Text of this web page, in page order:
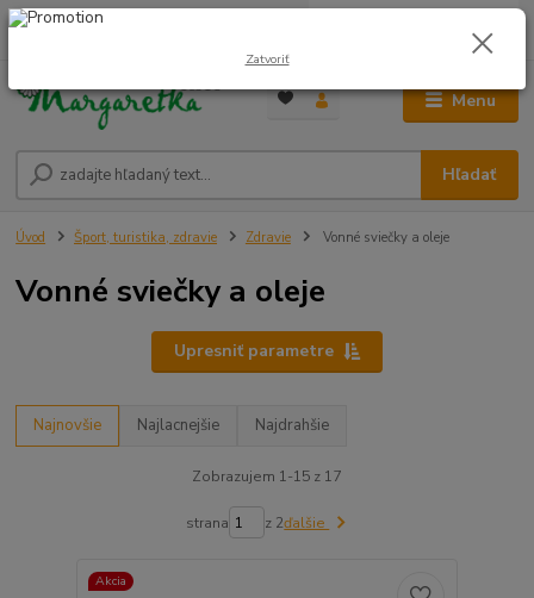
Menu
Hľadať
0948 236 042
0,00 €
Úvod Šport, turistika, zdravie Zdravie Vonné sviečky a oleje
Vonné sviečky a oleje
Upresniť parametre
Najnovšie Najlacnejšie Najdrahšie
Zobrazujem 1-15 z 17
strana z 2ďalšie
Akcia
Zatvoriť